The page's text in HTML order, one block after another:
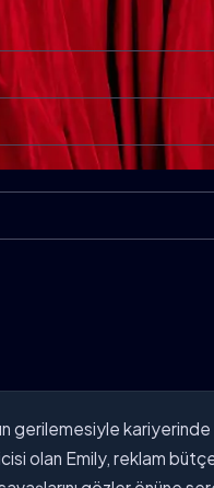
gerilemesiyle
olan Emily, reklam